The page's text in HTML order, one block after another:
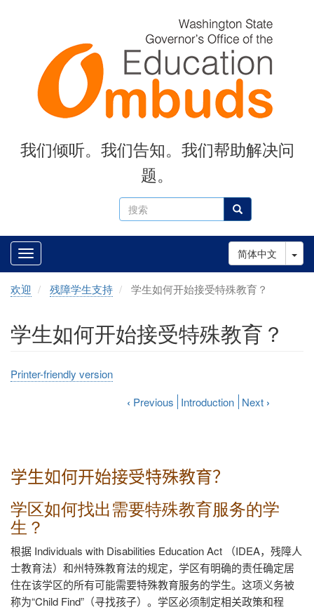
搜
索
搜索
我们倾听。我们告知。我们帮助解决问
题。
简体中文
欢迎 残障学生支持 学生如何开始接受特殊教育？
学生如何开始接受特殊教育？
学生如何开始接受特殊教育？
学区如何找出需要特殊教育服务的学
生？
根据 Individuals with Disabilities Education Act （IDEA，残障人
士教育法）和州特殊教育法的规定，学区有明确的责任确定居
住在该学区的所有可能需要特殊教育服务的学生。这项义务被
称为“Child Find”（寻找孩子）。学区必须制定相关政策和程
Printer-friendly version
‹ Previous Introduction Next ›